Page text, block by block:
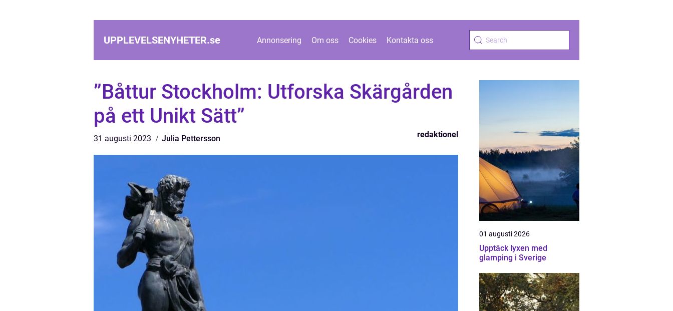
UPPLEVELSENYHETER.se Annonsering Om oss Cookies Kontakta oss
”Båttur Stockholm: Utforska Skärgården
på ett Unikt Sätt”
31 augusti 2023 Julia Pettersson redaktionel
01 augusti 2026
Upptäck lyxen med
glamping i Sverige